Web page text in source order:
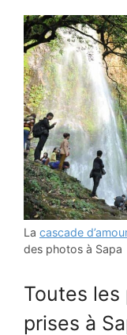
La cascade
des photos à Sapa
Toutes
prises à